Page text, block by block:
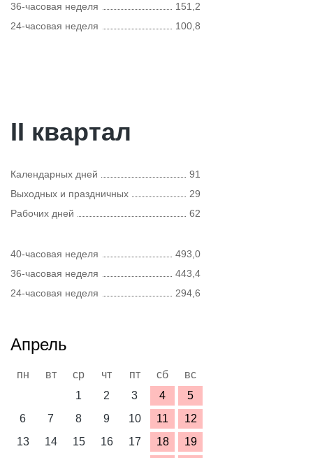
36-часовая неделя
151,2
24-часовая неделя
100,8
II квартал
Календарных дней
91
Выходных и праздничных
29
Рабочих дней
62
40-часовая неделя
493,0
36-часовая неделя
443,4
24-часовая неделя
294,6
Апрель
пн вт ср чт пт сб
вс
1
2 3 4
5
6
7 8 9 10 11
12
13
14 15 16 17 18
19